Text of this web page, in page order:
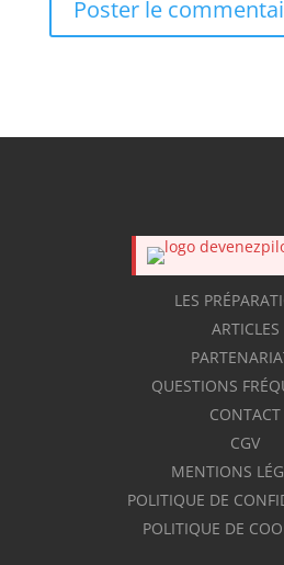
LES
ARTICLES
QUESTIONS
CONTACT
CGV
MENTIONS
POLITIQUE DE
POLITIQUE DE